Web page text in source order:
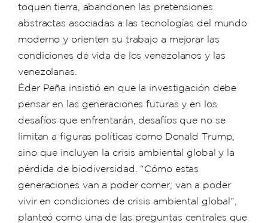
toquen tierra, abandonen las pretensiones
abstractas asociadas a las tecnologías del mundo
moderno y orienten su trabajo a mejorar las
condiciones de vida de los venezolanos y las
venezolanas.
Éder Peña insistió en que la investigación debe
pensar en las generaciones futuras y en los
desafíos que enfrentarán, desafíos que no se
limitan a figuras políticas como Donald Trump,
sino que incluyen la crisis ambiental global y la
pérdida de biodiversidad. “Cómo estas
generaciones van a poder comer, van a poder
vivir en condiciones de crisis ambiental global”,
planteó como una de las preguntas centrales que